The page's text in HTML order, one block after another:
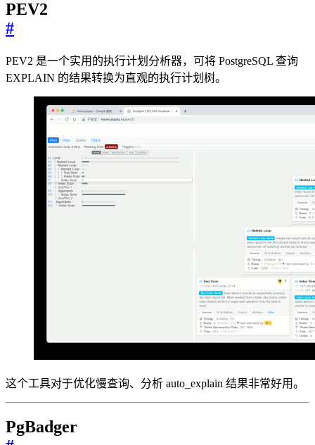
PEV2
#
PEV2 是一个实用的执行计划分析器，可将 PostgreSQL 查询
EXPLAIN 的结果转换为直观的执行计划树。
这个工具对于优化慢查询、分析 auto_explain 结果非常好用。
PgBadger